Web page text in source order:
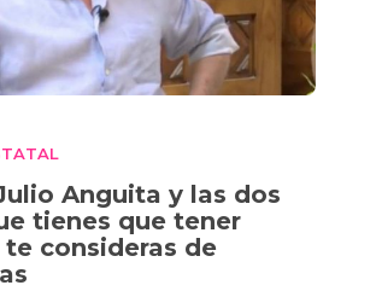
Anguita y las dos
tienes que tener
te consideras de